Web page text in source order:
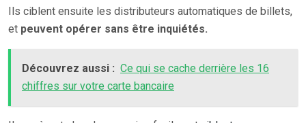
Ils ciblent ensuite les distributeurs automatiques de billets,
et peuvent opérer sans être inquiétés.
Découvrez aussi : Ce qui se cache derrière les 16
chiffres sur votre carte bancaire